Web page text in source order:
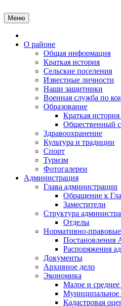
к
содержимому
Меню
О районе
Общая информация
Краткая история
Сельские поселения
Известные личности
Наши защитники
Военная служба по
Образование
Краткая
Общественный
Здравоохранение
Культура и традиции
Спорт
Туризм
Фотогалереи
Администрация
Глава администрации
Обращение к
Заместители
Структура
Отделы
Нормативно-
Постановления
Распоряжения
Документы
Архивное дело
Экономика
Малое и
Муниципальное
Кадастровая